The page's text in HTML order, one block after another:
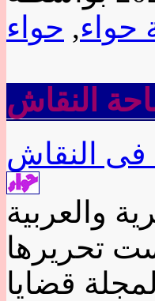
حواء, حواء
النقاش
والعربية
عام 1955، وترأست تحريرها
قضايا